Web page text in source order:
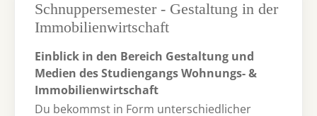
Schnuppersemester - Gestaltung in der
Immobilienwirtschaft
Einblick in den Bereich Gestaltung und
Medien des Studiengangs Wohnungs- &
Immobilienwirtschaft
Du bekommst in Form unterschiedlicher